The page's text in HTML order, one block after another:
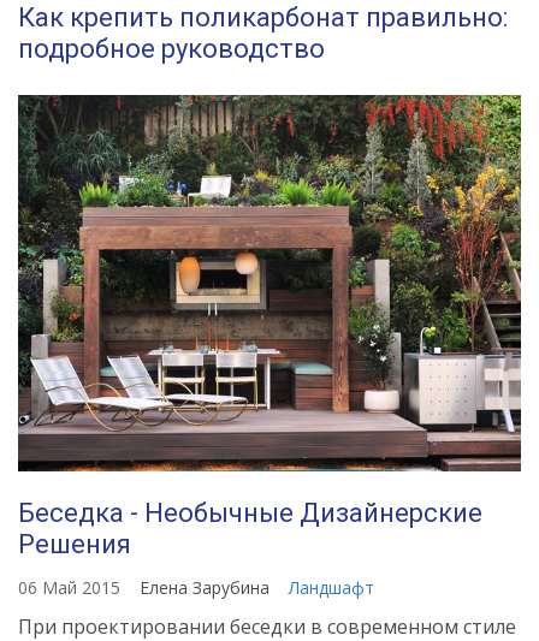
Как крепить поликарбонат правильно:
подробное руководство
Беседка - Необычные Дизайнерские
Решения
06 Май 2015 Елена Зарубина Ландшафт
При проектировании беседки в современном стиле